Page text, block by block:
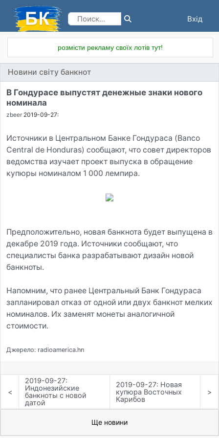
Вхід
розмісти рекламу своїх лотів тут!
Новини світу банкнот
В Гондурасе выпустят денежные знаки нового
номинала
zbeer 2019-09-27:
Источники в Центральном Банке Гондураса (Banco
Central de Honduras) сообщают, что совет директоров
ведомства изучает проект выпуска в обращение
купюры номиналом 1 000 лемпира.
Предположительно, новая банкнота будет выпущена в
декабре 2019 года. Источники сообщают, что
специалисты банка разрабатывают дизайн новой
банкноты.
Напомним, что ранее Центральный Банк Гондураса
запланировал отказ от одной или двух банкнот мелких
номиналов. Их заменят монеты аналогичной
стоимости.
Джерело: radioamerica.hn
<
2019-09-27:
Индонезийские
банкноты с новой
датой
2019-09-27: Новая
купюра Восточных
Карибов
>
Ще новини